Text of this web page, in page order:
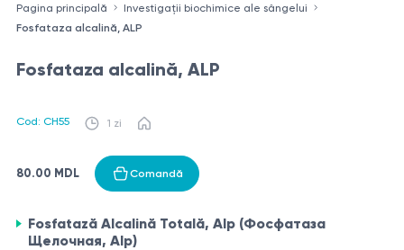
Pagina principală
Investigații biochimice ale sângelui
Fosfataza alcalină, ALP
Fosfataza alcalină, ALP
Cod: CH55 1 zi
80.00 MDL Comandă
Fosfatază Alcalină Totală, Alp (Фосфатаза
Щелочная, Alp)